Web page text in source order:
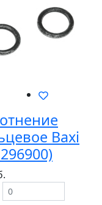
Baxi